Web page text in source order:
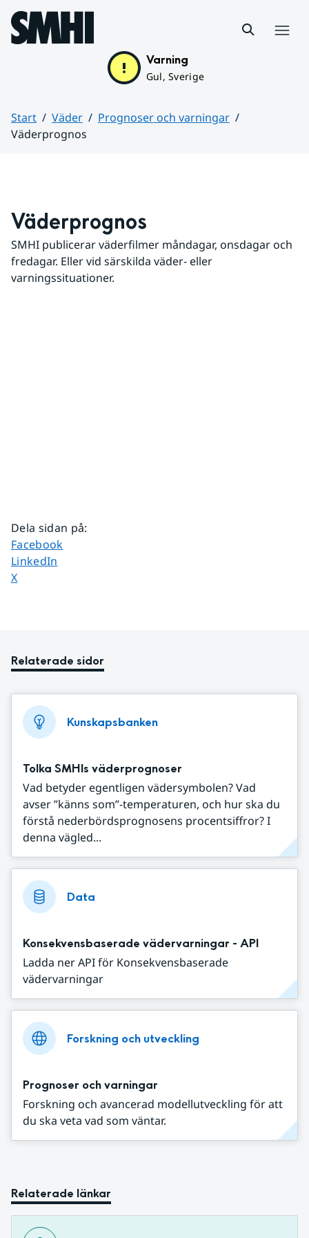
Hoppa till sidans innehåll
Varning
Gul, Sverige
Start Väder
Prognoser och varningar
Väderprognos
Väderprognos
SMHI publicerar väderfilmer måndagar, onsdagar och
fredagar. Eller vid särskilda väder- eller
varningssituationer.
Dela sidan på:
Dela sidan på
Facebook
Dela sidan på
LinkedIn
Dela sidan på
X
Relaterade sidor
Kunskapsbanken
Tolka SMHIs väderprognoser
Vad betyder egentligen vädersymbolen? Vad
avser ”känns som”-temperaturen, och hur ska du
förstå nederbördsprognosens procentsiffror? I
denna vägled...
Data
Konsekvensbaserade vädervarningar - API
Ladda ner API för Konsekvensbaserade
vädervarningar
Forskning och utveckling
Prognoser och varningar
Forskning och avancerad modellutveckling för att
du ska veta vad som väntar.
Relaterade länkar